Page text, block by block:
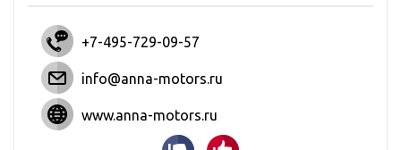
+7-495-729-09-57
info@anna-motors.ru
www.anna-motors.ru